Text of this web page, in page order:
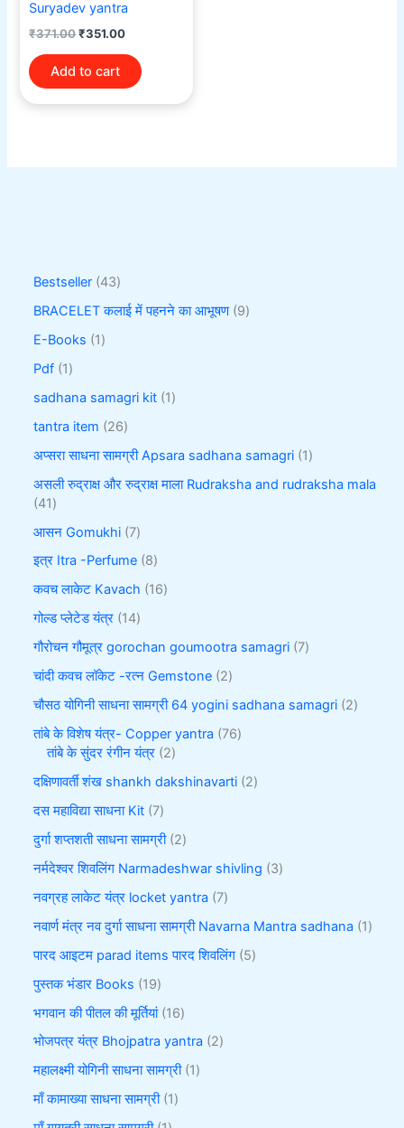
Suryadev yantra
₹371.00₹351.00
Add to cart
Bestseller 43
BRACELET कलाई में पहनने का आभूषण 9
E-Books 1
Pdf 1
sadhana samagri kit 1
tantra item 26
अप्सरा साधना सामग्री Apsara sadhana samagri 1
असली रुद्राक्ष और रुद्राक्ष माला Rudraksha and rudraksha mala
41
आसन Gomukhi 7
इत्र Itra -Perfume 8
कवच लाकेट Kavach 16
गोल्ड प्लेटेड यंत्र 14
गौरोचन गौमूत्र gorochan goumootra samagri 7
चांदी कवच लॉकेट -रत्न Gemstone 2
चौसठ योगिनी साधना सामग्री 64 yogini sadhana samagri 2
तांबे के विशेष यंत्र- Copper yantra 76
तांबे के सुंदर रंगीन यंत्र 2
दक्षिणावर्ती शंख shankh dakshinavarti 2
दस महाविद्या साधना Kit 7
दुर्गा शप्तशती साधना सामग्री 2
नर्मदेश्वर शिवलिंग Narmadeshwar shivling 3
नवग्रह लाकेट यंत्र locket yantra 7
नवार्ण मंत्र नव दुर्गा साधना सामग्री Navarna Mantra sadhana 1
पारद आइटम parad items पारद शिवलिंग 5
पुस्तक भंडार Books 19
भगवान की पीतल की मूर्तियां 16
भोजपत्र यंत्र Bhojpatra yantra 2
महालक्ष्मी योगिनी साधना सामग्री 1
माँ कामाख्या साधना सामग्री 1